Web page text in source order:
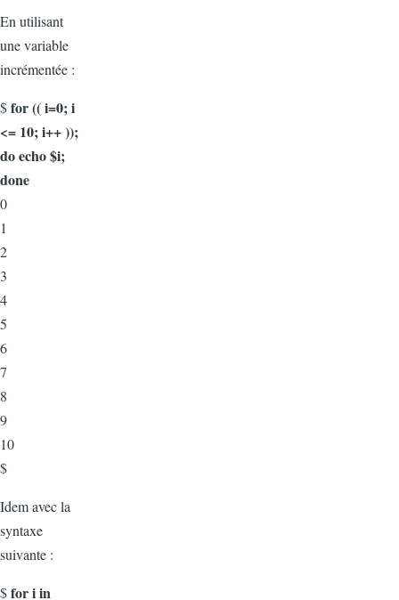
En utilisant
une variable
incrémentée :
$for (( i=0; i
<= 10; i++ ));
do echo $i;
done
0
1
2
3
4
5
6
7
8
9
10
$
Idem avec la
syntaxe
suivante :
$for i in